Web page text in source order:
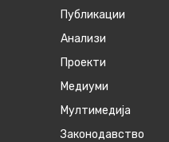
Публикации
Анализи
Проекти
Медиуми
Мултимедија
Законодавство